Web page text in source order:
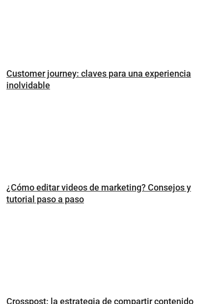
Customer journey: claves para una experiencia
inolvidable
¿Cómo editar videos de marketing? Consejos y
tutorial paso a paso
Crosspost: la estrategia de compartir contenido